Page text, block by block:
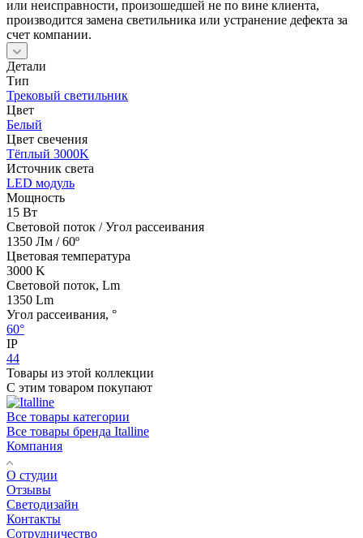
или неисправности, произошедшей не по вине клиента,
производится замена светильника или устранение дефекта за
счет компании.
Детали
Тип
Трековый светильник
Цвет
Белый
Цвет свечения
Тёплый 3000K
Источник cвета
LED модуль
Мощность
15 Вт
Световой поток / Угол рассеивания
1350 Лм / 60º
Цветовая температура
3000 K
Световой поток, Lm
1350 Lm
Угол рассеивания, °
60°
IP
44
Товары из этой коллекции
С этим товаром покупают
Все товары категории
Все товары бренда Italline
Компания
О студии
Отзывы
Светодизайн
Контакты
Сотрудничество